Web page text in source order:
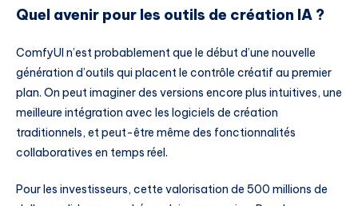
Quel avenir pour les outils de création IA ?
ComfyUI n’est probablement que le début d’une nouvelle
génération d’outils qui placent le contrôle créatif au premier
plan. On peut imaginer des versions encore plus intuitives, une
meilleure intégration avec les logiciels de création
traditionnels, et peut-être même des fonctionnalités
collaboratives en temps réel.
Pour les investisseurs, cette valorisation de 500 millions de